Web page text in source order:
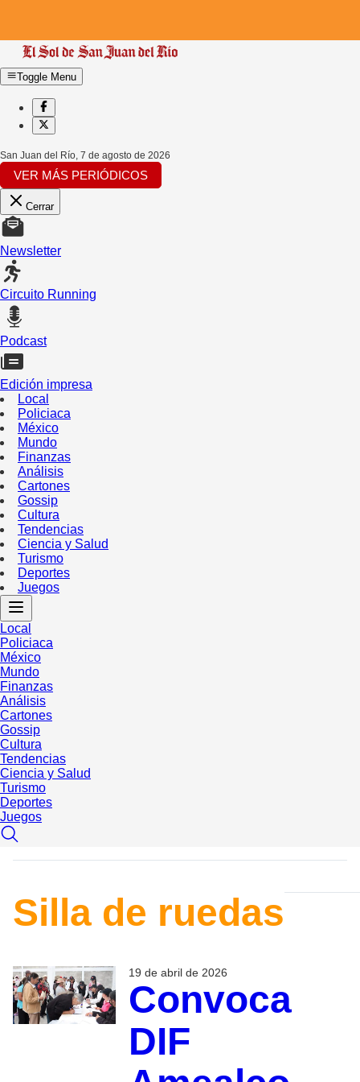
Toggle Menu
San Juan del Río, 7 de agosto de 2026
VER MÁS PERIÓDICOS
Cerrar
Newsletter
Circuito Running
Podcast
Edición impresa
Local
Policiaca
México
Mundo
Finanzas
Análisis
Cartones
Gossip
Cultura
Tendencias
Ciencia y Salud
Turismo
Deportes
Juegos
Local
Policiaca
México
Mundo
Finanzas
Análisis
Cartones
Gossip
Cultura
Tendencias
Ciencia y Salud
Turismo
Deportes
Juegos
Silla de ruedas
19 de abril de 2026
Convoca
DIF